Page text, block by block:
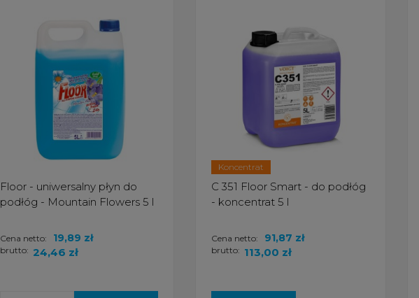
Floor - uniwersalny płyn do
podłóg - Mountain Flowers 5 l
brutto: 24,46 zł
Cena netto: 19,89 zł
Koncentrat
C 351 Floor Smart - do podłóg
- koncentrat 5 l
brutto: 113,00 zł
Cena netto: 91,87 zł